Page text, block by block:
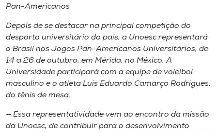
Pan-Americanos
Depois de se destacar na principal competição do
desporto universitário do país, a Unoesc representará
o Brasil nos Jogos Pan-Americanos Universitários, de
14 a 26 de outubro, em Mérida, no México. A
Universidade participará com a equipe de voleibol
masculino e o atleta Luis Eduardo Camarço Rodrigues,
do tênis de mesa.
— Essa representatividade vem ao encontro da missão
da Unoesc, de contribuir para o desenvolvimento